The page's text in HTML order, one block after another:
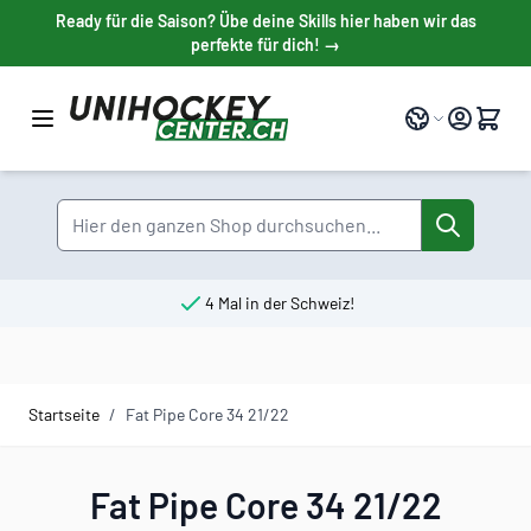
Direkt zum Inhalt
Ready für die Saison? Übe deine Skills hier haben wir das
perfekte für dich! →
Sprache
Suche
4 Mal in der Schweiz!
Startseite / Fat Pipe Core 34 21/22
Fat Pipe Core 34 21/22